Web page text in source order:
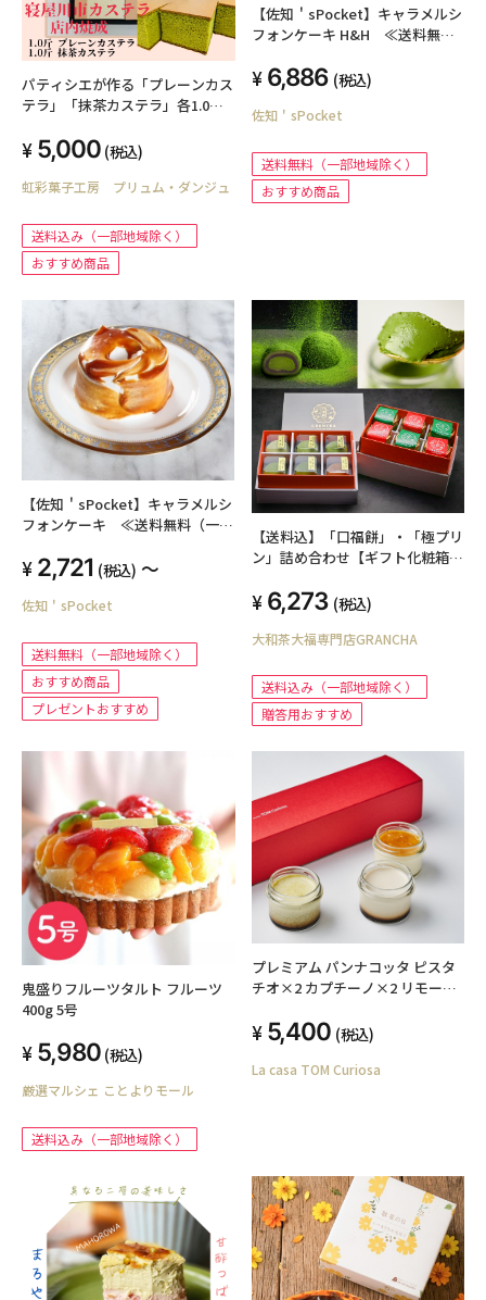
パティシエが作る「プレーンカス
テラ」「抹茶カステラ」各1.0
（北海道、沖縄を除く）
5,000 (税込)
虹彩菓子工房 プリュム・ダンジュ
送料込み（一部地域除く）
おすすめ商品
【佐知＇sPocket】キャラメルシ
フォンケーキ H&H ≪送料無料
6,886 (税込)
佐知＇sPocket
送料無料（一部地域除く）
おすすめ商品
【佐知＇sPocket】キャラメルシ
フォンケーキ ≪送料無料（一部
2,721 (税込) ～
佐知＇sPocket
送料無料（一部地域除く）
おすすめ商品
プレゼントおすすめ
【送料込】「口福餅」・「極プリ
ン」詰め合わせ【ギフト化粧箱
6,273 (税込)
大和茶大福専門店GRANCHA
送料込み（一部地域除く）
贈答用おすすめ
鬼盛りフルーツタルト フルーツ
400g 5号
5,980 (税込)
厳選マルシェ ことよりモール
送料込み（一部地域除く）
プレミアム パンナコッタ ピスタ
チオ×2 カプチーノ×2 リモーネ
5,400 (税込)
La casa TOM Curiosa